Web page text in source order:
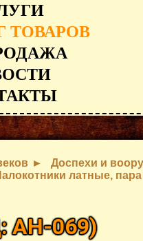
ТОВАРОВ
Доспехи и
латные, пара
AH-069)